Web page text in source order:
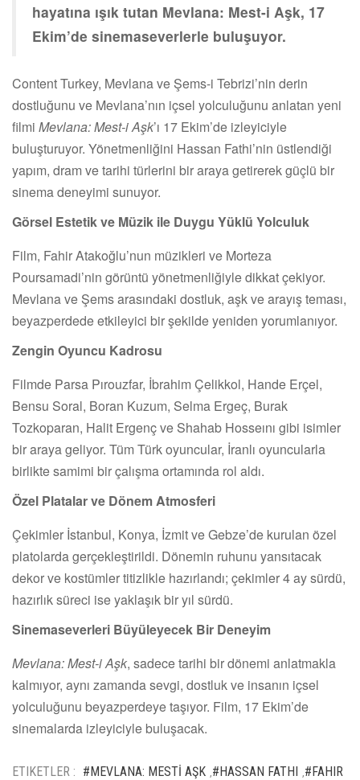
hayatına ışık tutan Mevlana: Mest-i Aşk, 17
Ekim’de sinemaseverlerle buluşuyor.
Content Turkey, Mevlana ve Şems-i Tebrizi’nin derin
dostluğunu ve Mevlana’nın içsel yolculuğunu anlatan yeni
filmi Mevlana: Mest-i Aşk’ı 17 Ekim’de izleyiciyle
buluşturuyor. Yönetmenliğini Hassan Fathi’nin üstlendiği
yapım, dram ve tarihi türlerini bir araya getirerek güçlü bir
sinema deneyimi sunuyor.
Görsel Estetik ve Müzik ile Duygu Yüklü Yolculuk
Film, Fahir Atakoğlu’nun müzikleri ve Morteza
Poursamadi’nin görüntü yönetmenliğiyle dikkat çekiyor.
Mevlana ve Şems arasındaki dostluk, aşk ve arayış teması,
beyazperdede etkileyici bir şekilde yeniden yorumlanıyor.
Zengin Oyuncu Kadrosu
Filmde Parsa Pırouzfar, İbrahim Çelikkol, Hande Erçel,
Bensu Soral, Boran Kuzum, Selma Ergeç, Burak
Tozkoparan, Halit Ergenç ve Shahab Hosseını gibi isimler
bir araya geliyor. Tüm Türk oyuncular, İranlı oyuncularla
birlikte samimi bir çalışma ortamında rol aldı.
Özel Platalar ve Dönem Atmosferi
Çekimler İstanbul, Konya, İzmit ve Gebze’de kurulan özel
platolarda gerçekleştirildi. Dönemin ruhunu yansıtacak
dekor ve kostümler titizlikle hazırlandı; çekimler 4 ay sürdü,
hazırlık süreci ise yaklaşık bir yıl sürdü.
Sinemaseverleri Büyüleyecek Bir Deneyim
Mevlana: Mest-i Aşk, sadece tarihi bir dönemi anlatmakla
kalmıyor, aynı zamanda sevgi, dostluk ve insanın içsel
yolculuğunu beyazperdeye taşıyor. Film, 17 Ekim’de
sinemalarda izleyiciyle buluşacak.
ETIKETLER : #MEVLANA: MESTİ AŞK #HASSAN FATHI #FAHIR